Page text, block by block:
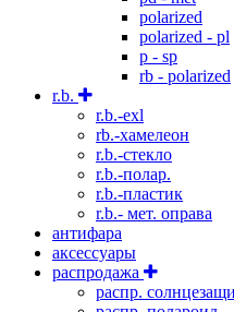
polarized
polarized - pl
p - sp
rb - polarized
r.b.
r.b.-exl
rb.-хамелеон
r.b.-стекло
r.b.-полар.
r.b.-пластик
r.b.- мет. оправа
антифара
аксессуары
распродажа
распр.